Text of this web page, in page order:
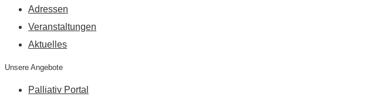
Adressen
Veranstaltungen
Aktuelles
Unsere Angebote
Palliativ Portal